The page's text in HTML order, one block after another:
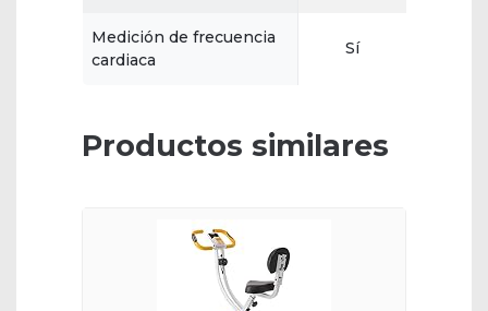
Medición de frecuencia
cardiaca
Sí
Productos similares